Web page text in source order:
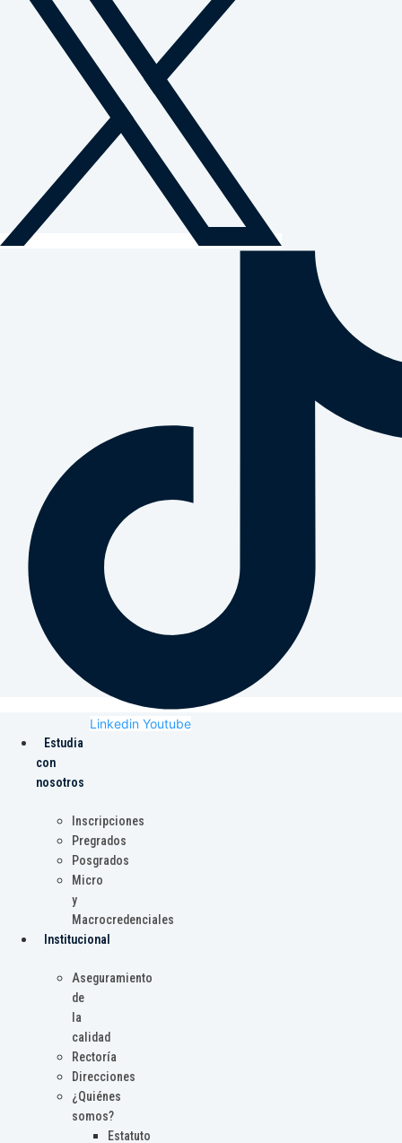
Linkedin Youtube
Estudia
con
nosotros
Inscripciones
Pregrados
Posgrados
Micro
y
Macrocredenciales
Institucional
Aseguramiento
de
la
calidad
Rectoría
Direcciones
¿Quiénes
somos?
Estatuto